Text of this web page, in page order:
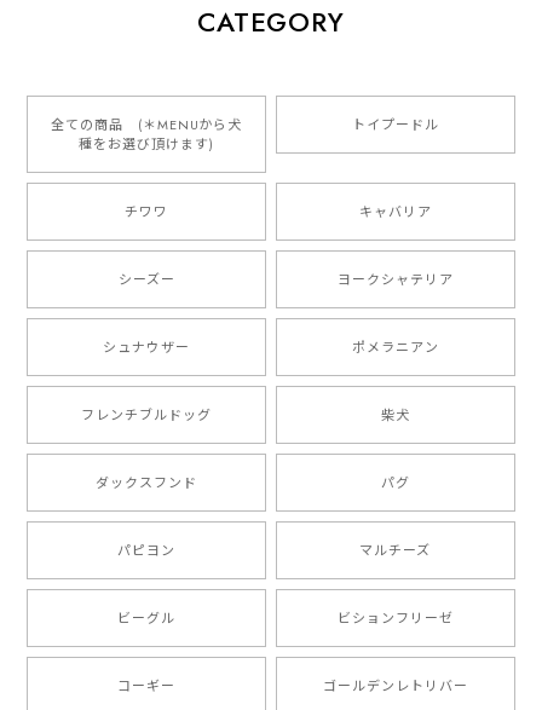
2026/01/16
とっても可愛くて、わんちゃんの名前や電話番号も分か
りやすくて最高です！ ありがとうございました❁⃘*.ﾟ
ご縁がありましたら、またよろしくお願いいたします。
【 自然に囲まれた ダックスフンド 】 キャニスター 保存容器 お家用 プレゼント 犬 ペット うちの子 犬グッズ
【 ボーダーコリー 水彩画風 毛色4色 】 手帳 スマホケース 犬 うちの子 iPhone & Android
ったです。 ご連絡が取りづらい点だけ少し不安になり
ましたが、商品の素敵さでチャラです。 本当に可愛
い。ありがとうございます。
2024/10/28
CATEGORY
全ての商品 (＊MENUから犬
種をお選び頂けます)
トイプードル
チワワ キャバリア
シーズー ヨークシャテリア
シュナウザー ポメラニアン
フレンチブルドッグ 柴犬
ダックスフンド パグ
パピヨン マルチーズ
ビーグル ビションフリーゼ
コーギー ゴールデンレトリバー